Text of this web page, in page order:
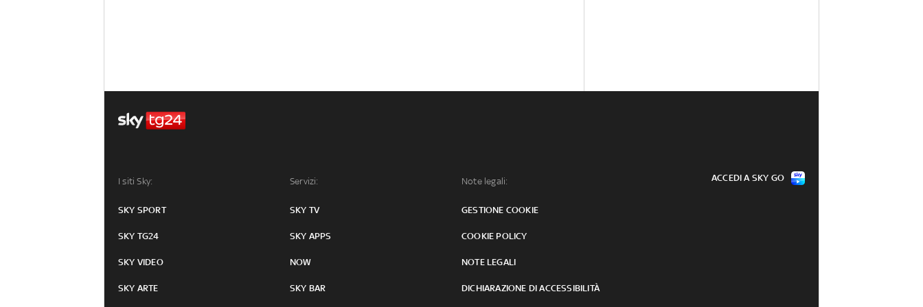
I siti Sky:
SKY SPORT
SKY TG24
SKY VIDEO
SKY ARTE
Servizi:
SKY TV
SKY APPS
NOW
SKY BAR
Note legali:
GESTIONE COOKIE
COOKIE POLICY
NOTE LEGALI
DICHIARAZIONE DI ACCESSIBILITÀ
ACCEDI A SKY GO